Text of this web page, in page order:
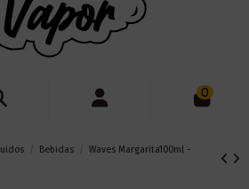
0
Bebidas
Waves Margarita100ml -